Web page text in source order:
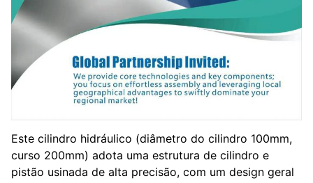
Este cilindro hidráulico (diâmetro do cilindro 100mm,
curso 200mm) adota uma estrutura de cilindro e
pistão usinada de alta precisão, com um design geral